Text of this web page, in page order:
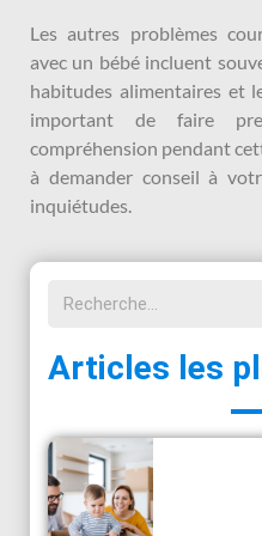
Les autres problèmes
avec un bébé incluent
habitudes alimentaires et
important de faire
compréhension pendant
à demander conseil à
inquiétudes.
Articles les